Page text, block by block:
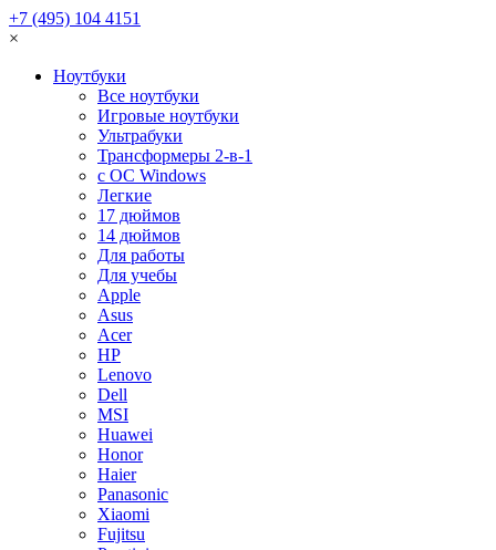
+7 (495) 104 4151
×
Ноутбуки
Все ноутбуки
Игровые ноутбуки
Ультрабуки
Трансформеры 2-в-1
с ОС Windows
Легкие
17 дюймов
14 дюймов
Для работы
Для учебы
Apple
Asus
Acer
HP
Lenovo
Dell
MSI
Huawei
Honor
Haier
Panasonic
Xiaomi
Fujitsu